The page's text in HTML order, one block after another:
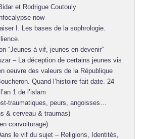
et Rodrigue Coutouly
now
I. Les bases de la sophrologie.
“Jeunes à vif, jeunes en devenir”
– La déception de certains jeunes vis
oeuvre des valeurs de la République
Quand l’histoire fait date. 24
1 de l’islam
traumatiques, peurs, angoisses…
& cerveau & traumas)
convoiturage)
le vif du sujet – Religions, Identités,